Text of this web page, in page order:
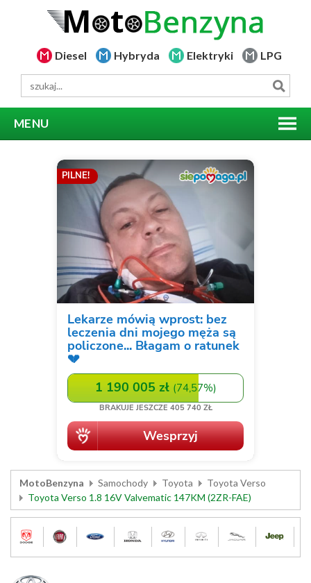
Diesel Hybryda Elektryki LPG
MENU
MotoBenzyna Samochody Toyota
Toyota Verso
Toyota Verso 1.8 16V Valvematic 147KM (2ZR-FAE)